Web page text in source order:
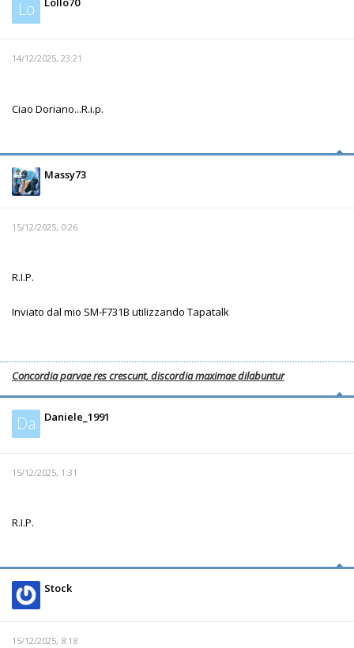
Lo
14/12/2025, 23:21
Ciao Doriano...R.i.p.
Massy73
15/12/2025, 0:26
R.I.P.
Inviato dal mio SM-F731B utilizzando Tapatalk
Concordia parvae res crescunt, discordia maximae dilabuntur
Da Daniele_1991
15/12/2025, 1:31
R.I.P.
Stock
15/12/2025, 8:18